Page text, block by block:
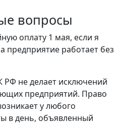
вопросы
оплату 1 мая, если я
предприятие работает без
РФ не делает исключений
предприятий. Право
у любого
в день, объявленный